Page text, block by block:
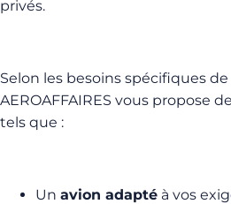
privés.
Selon les besoins spécifiques
AEROAFFAIRES vous propose
tels que :
Un avion adapté à vos